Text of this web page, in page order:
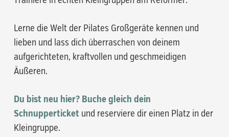
Lerne die Welt der Pilates Großgeräte kennen und
lieben und lass dich überraschen von deinem
aufgerichteten, kraftvollen und geschmeidigen
Äußeren.
Du bist neu hier? Buche gleich dein
Schnupperticket und reserviere dir einen Platz in der
Kleingruppe.